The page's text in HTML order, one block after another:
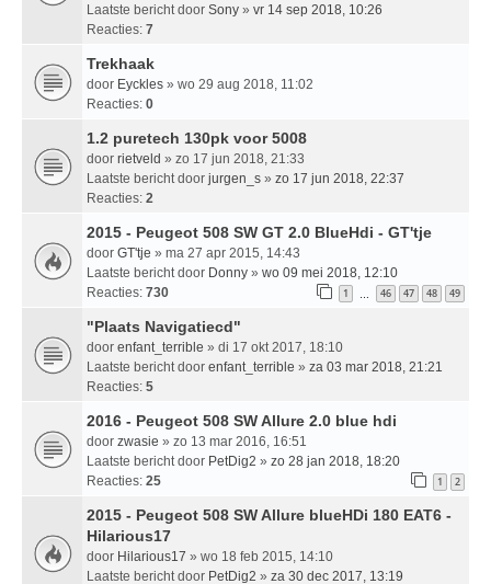
Laatste bericht door Sony » vr 14 sep 2018, 10:26
Reacties: 7
Trekhaak
door Eyckles » wo 29 aug 2018, 11:02
Reacties: 0
1.2 puretech 130pk voor 5008
door rietveld » zo 17 jun 2018, 21:33
Laatste bericht door jurgen_s » zo 17 jun 2018, 22:37
Reacties: 2
2015 - Peugeot 508 SW GT 2.0 BlueHdi - GT'tje
door GT'tje » ma 27 apr 2015, 14:43
Laatste bericht door Donny » wo 09 mei 2018, 12:10
Reacties: 730 1 … 46 47 48 49
"Plaats Navigatiecd"
door enfant_terrible » di 17 okt 2017, 18:10
Laatste bericht door enfant_terrible » za 03 mar 2018, 21:21
Reacties: 5
2016 - Peugeot 508 SW Allure 2.0 blue hdi
door zwasie » zo 13 mar 2016, 16:51
Laatste bericht door PetDig2 » zo 28 jan 2018, 18:20
Reacties: 25 1 2
2015 - Peugeot 508 SW Allure blueHDi 180 EAT6 -
Hilarious17
door Hilarious17 » wo 18 feb 2015, 14:10
Laatste bericht door PetDig2 » za 30 dec 2017, 13:19